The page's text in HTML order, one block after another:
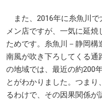
また、2016年に糸魚川で
メン店ですが、一気に延
ためです。糸魚川－静岡
南風が吹き下ろしてくる通
の地域では、最近の約200
とがわかりました。つまり
るわけで、その因果関係